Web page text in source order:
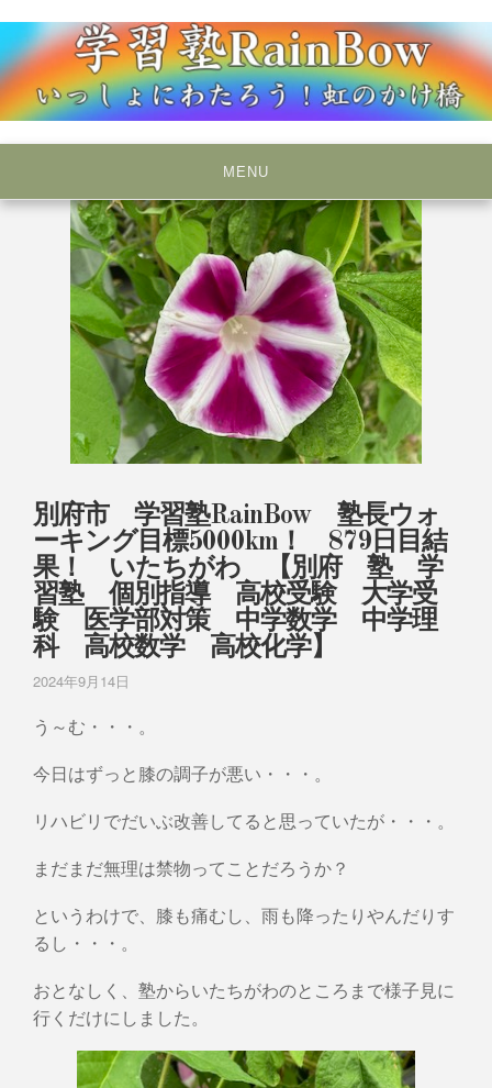
to
content
学習塾RainBow
MENU
別府市 学習塾RainBow 塾長ウォ
ーキング目標5000km！ 879日目結
果！ いたちがわ 【別府 塾 学
習塾 個別指導 高校受験 大学受
験 医学部対策 中学数学 中学理
科 高校数学 高校化学】
2024年9月14日
う～む・・・。
今日はずっと膝の調子が悪い・・・。
リハビリでだいぶ改善してると思っていたが・・・。
まだまだ無理は禁物ってことだろうか？
というわけで、膝も痛むし、雨も降ったりやんだりす
るし・・・。
おとなしく、塾からいたちがわのところまで様子見に
行くだけにしました。